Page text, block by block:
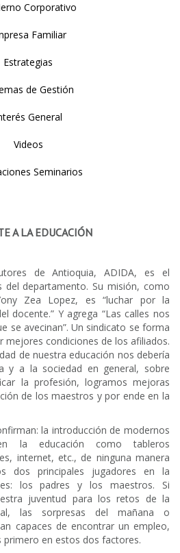
Corporativo
Familiar
Estrategias
de Gestión
General
Videos
Seminarios
A LA EDUCACIÓN
de Antioquia, ADIDA, es el
del departamento. Su misión, como
Zea Lopez, es “luchar por la
docente.” Y agrega “Las calles nos
se avecinan”. Un sindicato se forma
mejores condiciones de los afiliados.
de nuestra educación nos debería
y a la sociedad en general, sobre
la profesión, logramos mejoras
de los maestros y por ende en la
la introducción de modernos
la educación como tableros
internet, etc., de ninguna manera
dos principales jugadores en la
los padres y los maestros. Si
juventud para los retos de la
las sorpresas del mañana o
capaces de encontrar un empleo,
en estos dos factores.